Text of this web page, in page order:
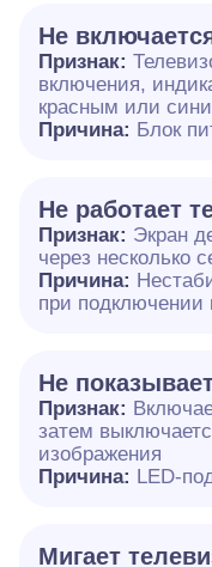
Не
Признак:
включения,
красным или
Причина: Блок
Не работает
Признак: Экран
через несколько
Причина:
при подключении
Не
Признак:
затем
изображения
Причина: LED-
Мигает